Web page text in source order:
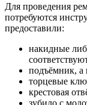
Для проведения
потребуются
предоставили:
накидные
подъёмник, а
торцевые
крестовая
зубило с